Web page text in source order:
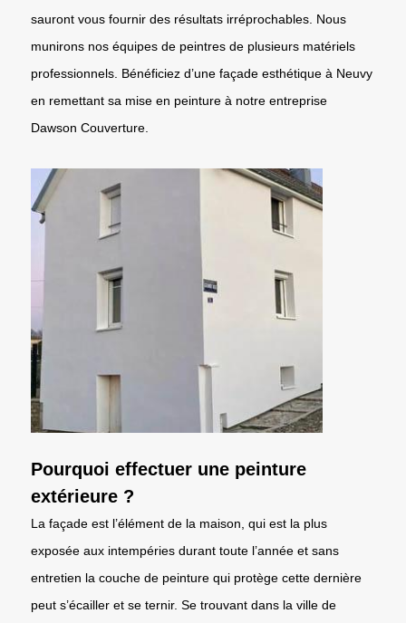
sauront vous fournir des résultats irréprochables. Nous
munirons nos équipes de peintres de plusieurs matériels
professionnels. Bénéficiez d’une façade esthétique à Neuvy
en remettant sa mise en peinture à notre entreprise
Dawson Couverture.
Pourquoi effectuer une peinture
extérieure ?
La façade est l’élément de la maison, qui est la plus
exposée aux intempéries durant toute l’année et sans
entretien la couche de peinture qui protège cette dernière
peut s’écailler et se ternir. Se trouvant dans la ville de